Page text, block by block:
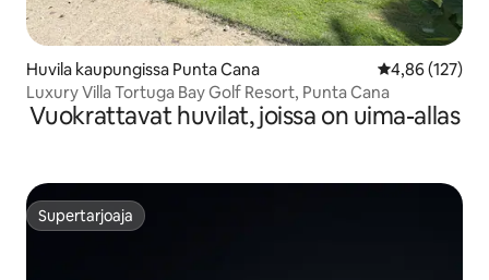
Huvila kaupungissa Punta Cana
4,86 (127)
Luxury Villa Tortuga Bay Golf Resort, Punta Cana
Vuokrattavat huvilat, joissa on uima-allas
Supertarjoaja
Supertarjoaja